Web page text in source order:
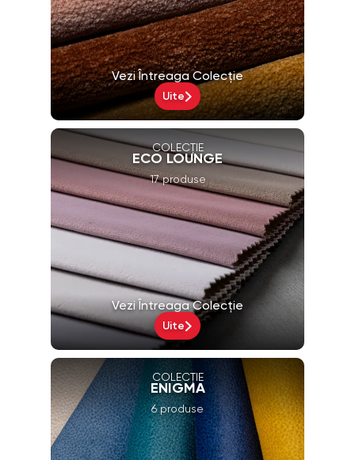
Vezi Întreaga Colecție
Uite
COLECȚIE
ECO LOUNGE
17 produse
Vezi Întreaga Colecție
Uite
COLECȚIE
ENIGMA
6 produse